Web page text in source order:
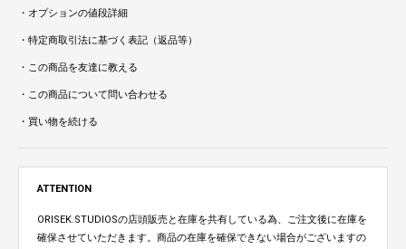
・オプションの値段詳細
・特定商取引法に基づく表記（返品等）
・この商品を友達に教える
・この商品について問い合わせる
・買い物を続ける
ATTENTION
ORISEK.STUDIOSの店頭販売と在庫を共有している為、ご注文後に在庫を
確保させていただきます。商品の在庫を確保できない場合がございますの